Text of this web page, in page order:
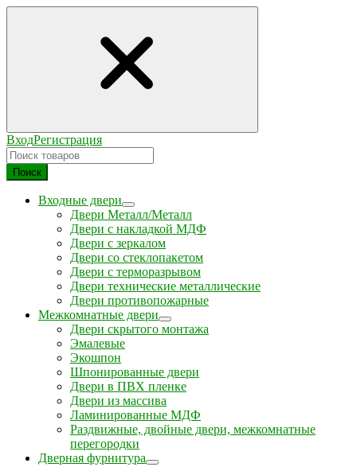
ВходРегистрация
Поиск
Входные двери
Двери Металл/Металл
Двери с накладкой МДФ
Двери с зеркалом
Двери со стеклопакетом
Двери с терморазрывом
Двери технические металлические
Двери противопожарные
Межкомнатные двери
Двери скрытого монтажа
Эмалевые
Экошпон
Шпонированные двери
Двери в ПВХ пленке
Двери из массива
Ламинированные МДФ
Раздвижные, двойные двери, межкомнатные
перегородки
Дверная фурнитура